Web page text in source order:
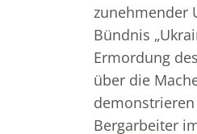
zunehmender
Bündnis
Ermordung
über die
demonstrieren
Bergarbeiter